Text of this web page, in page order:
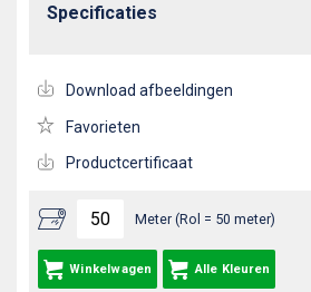
Meter (Rol = 50 meter)
Winkelwagen Alle Kleuren
Specificaties
Download afbeeldingen
Favorieten
Productcertificaat